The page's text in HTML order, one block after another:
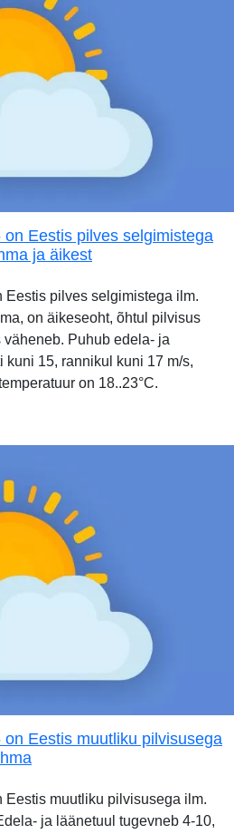
Eestis pilves selgimistega
ja äikest
Eestis pilves selgimistega ilm.
on äikeseoht, õhtul pilvisus
Puhub edela- ja
kuni 15, rannikul kuni 17 m/s,
on 18..23°C.
Eestis muutliku pilvisusega
Eestis muutliku pilvisusega ilm.
ja läänetuul tugevneb 4-10,